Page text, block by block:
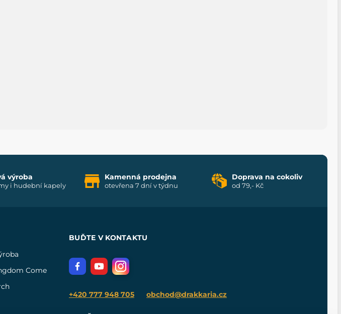
výroba
i hudební kapely
Kamenná prodejna
otevřena 7 dní v týdnu
Doprava na cokoliv
od 79,- Kč
Come
BUĎTE V KONTAKTU
+420 777 948 705 obchod@drakkaria.cz